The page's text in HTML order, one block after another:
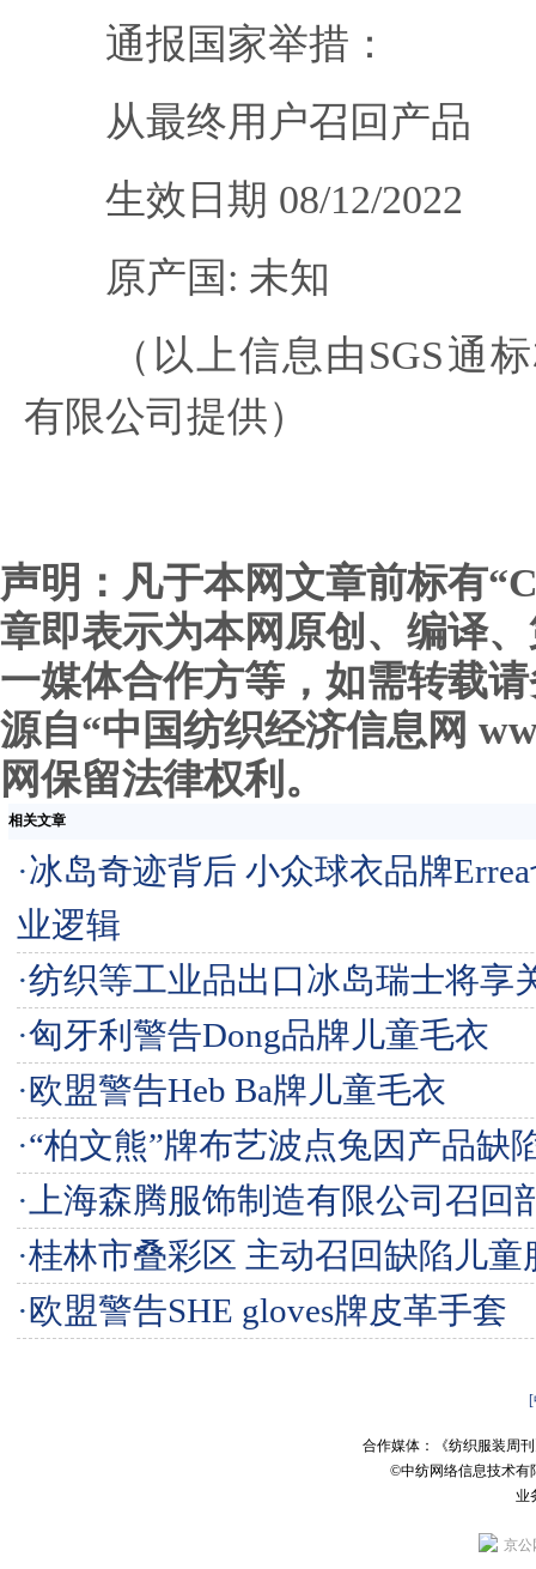
通报国家举措：
从最终用户召回产品
生效日期 08/12/2022
原产国: 未知
（以上信息由SGS通标
有限公司提供）
声明：凡于本网文章前标有
章即表示为本网原创、编译
一媒体合作方等，如需转载
源自“中国纺织经济信息网
网保留法律权利。
相关文章
·冰岛奇迹背后 小众球衣品牌
业逻辑
·纺织等工业品出口冰岛瑞士将享
·匈牙利警告Dong品牌儿童毛衣
·欧盟警告Heb Ba牌儿童毛衣
·“柏文熊”牌布艺波点兔因产品缺
· 上海森腾服饰制造有限公司召回
·桂林市叠彩区 主动召回缺陷儿童
·欧盟警告SHE gloves牌皮革手套
合作媒体：《纺织服装周
©中纺网络信息技术
业
京公